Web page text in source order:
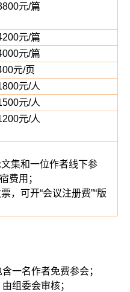
元/篇
元/篇
元/篇
元/页
元/人
元/人
元/人
集和一位作者线下参
费用；
，可开“会议注册费”“版
一名作者免费参会；
组委会审核；